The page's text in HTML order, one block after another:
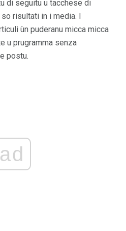
di seguitu u tacchese di
risultati in i media. I
ùn puderanu micca micca
u prugramma senza
postu.
ad